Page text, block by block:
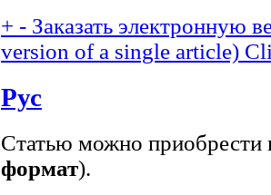
+ - Заказать электронную
version of a single article)
Рус
Статью можно приобрести
формат).